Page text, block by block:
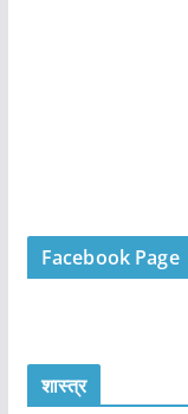
Facebook Page
शास्त्र